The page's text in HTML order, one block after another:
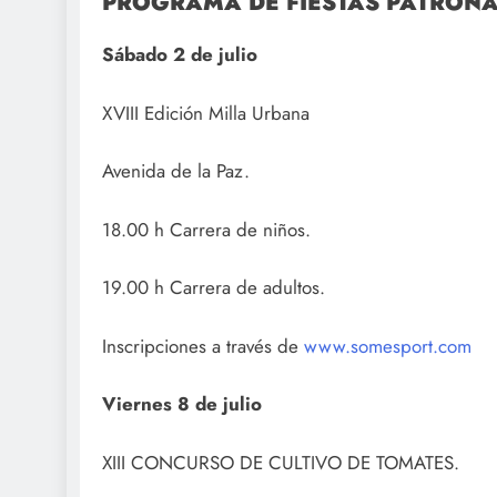
Sábado 2 de julio
XVIII Edición Milla Urbana
Avenida de la Paz.
18.00 h Carrera de niños.
19.00 h Carrera de adultos.
Inscripciones a través de www.somesport.com
Viernes 8 de julio
XIII CONCURSO DE CULTIVO DE TOMATES.